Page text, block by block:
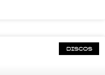
DISCOS